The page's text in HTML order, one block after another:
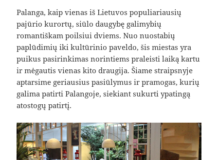
Palanga, kaip vienas iš Lietuvos populiariausių
pajūrio kurortų, siūlo daugybę galimybių
romantiškam poilsiui dviems. Nuo nuostabių
paplūdimių iki kultūrinio paveldo, šis miestas yra
puikus pasirinkimas norintiems praleisti laiką kartu
ir mėgautis vienas kito draugija. Šiame straipsnyje
aptarsime geriausius pasiūlymus ir pramogas, kurių
galima patirti Palangoje, siekiant sukurti ypatingą
atostogų patirtį.